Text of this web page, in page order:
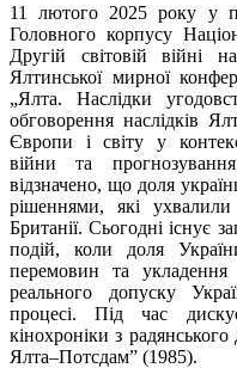
11 лютого 2025 року у
Головного корпусу
Другій світовій війні
Ялтинської мирної
„Ялта. Наслідки
обговорення наслідків
Європи і світу у
війни та
відзначено, що доля
рішеннями, які
Британії. Сьогодні існує
подій, коли доля
перемовин та
реального допуску
процесі. Під час
кінохроніки з
Ялта–Потсдам” (1985).